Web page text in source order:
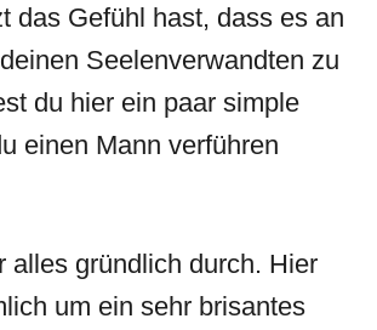
das Gefühl hast, dass es an
Seelenverwandten zu
du hier ein paar simple
einen Mann verführen
alles gründlich durch. Hier
um ein sehr brisantes